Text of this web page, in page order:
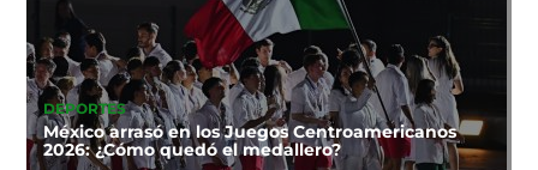
DEPORTES
México arrasó en los Juegos Centroamericanos
2026: ¿Cómo quedó el medallero?